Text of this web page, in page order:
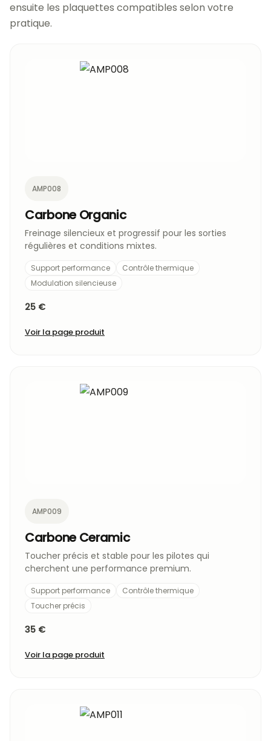
ensuite les plaquettes compatibles selon votre
pratique.
AMP008
Carbone Organic
Freinage silencieux et progressif pour les sorties
régulières et conditions mixtes.
Support performance
Contrôle thermique
Modulation silencieuse
25 €
Voir la page produit
AMP009
Carbone Ceramic
Toucher précis et stable pour les pilotes qui
cherchent une performance premium.
Support performance
Contrôle thermique
Toucher précis
35 €
Voir la page produit